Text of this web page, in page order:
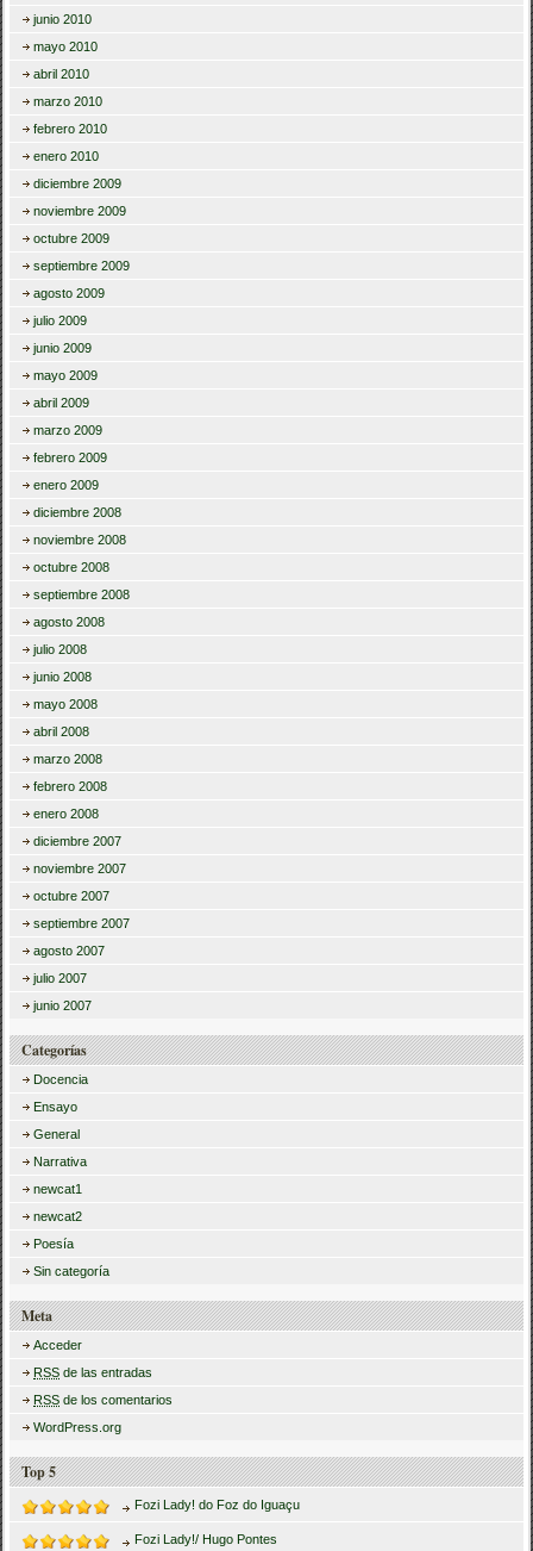
junio 2010
mayo 2010
abril 2010
marzo 2010
febrero 2010
enero 2010
diciembre 2009
noviembre 2009
octubre 2009
septiembre 2009
agosto 2009
julio 2009
junio 2009
mayo 2009
abril 2009
marzo 2009
febrero 2009
enero 2009
diciembre 2008
noviembre 2008
octubre 2008
septiembre 2008
agosto 2008
julio 2008
junio 2008
mayo 2008
abril 2008
marzo 2008
febrero 2008
enero 2008
diciembre 2007
noviembre 2007
octubre 2007
septiembre 2007
agosto 2007
julio 2007
junio 2007
Categorías
Docencia
Ensayo
General
Narrativa
newcat1
newcat2
Poesía
Sin categoría
Meta
Acceder
RSS de las entradas
RSS de los comentarios
WordPress.org
Top 5
Fozi Lady! do Foz do Iguaçu
Fozi Lady!/ Hugo Pontes